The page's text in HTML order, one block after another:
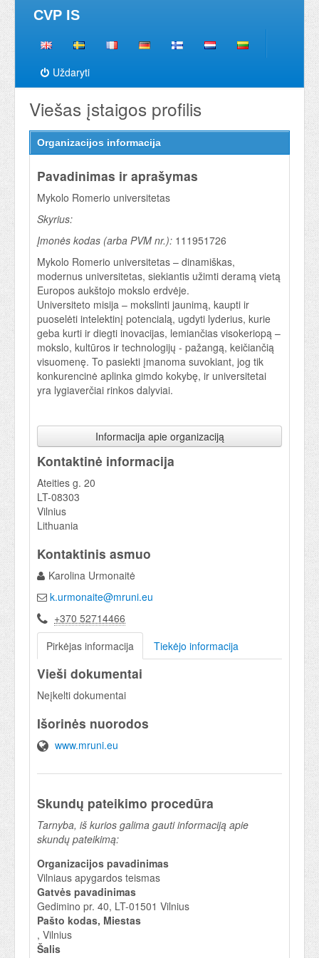
CVP IS
Uždaryti
Viešas įstaigos profilis
Organizacijos informacija
Pavadinimas ir aprašymas
Mykolo Romerio universitetas
Skyrius:
Įmonės kodas (arba PVM nr.): 111951726
Mykolo Romerio universitetas – dinamiškas,
modernus universitetas, siekiantis užimti deramą vietą
Europos aukštojo mokslo erdvėje.
Universiteto misija – mokslinti jaunimą, kaupti ir
puoselėti intelektinį potencialą, ugdyti lyderius, kurie
geba kurti ir diegti inovacijas, lemiančias visokeriopą –
mokslo, kultūros ir technologijų - pažangą, keičiančią
visuomenę. To pasiekti įmanoma suvokiant, jog tik
konkurencinė aplinka gimdo kokybę, ir universitetai
yra lygiaverčiai rinkos dalyviai.
Informacija apie organizaciją
Kontaktinė informacija
Ateities g. 20
LT-08303
Vilnius
Lithuania
Kontaktinis asmuo
Karolina Urmonaitė
k.urmonaite@mruni.eu
+370 52714466
Pirkėjas informacija
Tiekėjo informacija
Vieši dokumentai
Neįkelti dokumentai
Išorinės nuorodos
www.mruni.eu
Skundų pateikimo procedūra
Tarnyba, iš kurios galima gauti informaciją apie
skundų pateikimą:
Organizacijos pavadinimas
Vilniaus apygardos teismas
Gatvės pavadinimas
Gedimino pr. 40, LT-01501 Vilnius
Pašto kodas, Miestas
, Vilnius
Šalis